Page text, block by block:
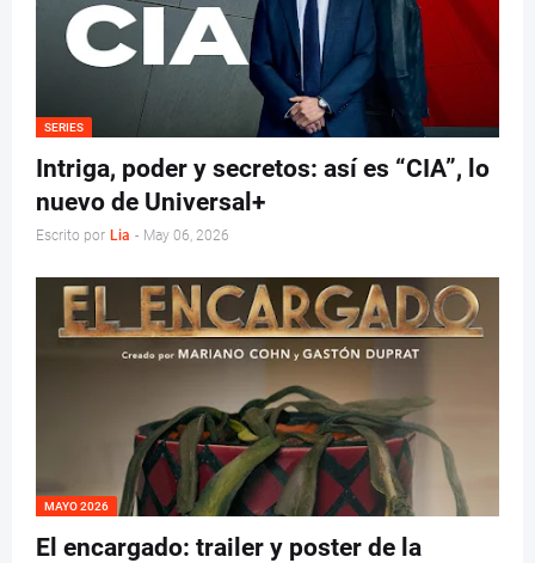
SERIES
Intriga, poder y secretos: así es “CIA”, lo
nuevo de Universal+
Escrito por Lia - May 06, 2026
MAYO 2026
El encargado: trailer y poster de la